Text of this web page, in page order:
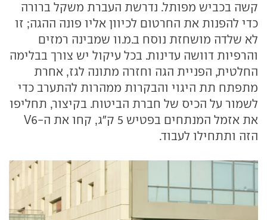
קשה בכביש מפותל. נדרשת העברת משקל ברורה
כדי להפנות את החרטום לכיוון אליו פונה ההגה; זו
לא שלדה מושחזת נוסח ב.מ.וו שמבינה רמזים
והרפיות דוושה עדינות. בכל עיקול יש צורך בבלימה
החלטית, הפניית הגה וחזרה מתונה לגז, אחרת
מתפתח תת היגוי והבקרות ממהרות להתערב כדי
לשמור על הכיס של חברת הביטוח. בקיצור, תחליפו
את אזמל המנתחים בפטיש 5 ק"ג, קחו את ה-V6
הזה ותתחילו לעבוד.